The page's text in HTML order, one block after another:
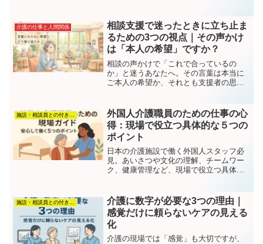
介護の仕事と人間関係
相談支援で迷ったときに立ち止ま
るための3つの視点｜その声かけ
は「本人の希望」ですか？
相談の声かけで「これで合っているの
か」と迷うあなたへ。その言葉は本当に
ご本人の希望か、それとも支援者の思い
視点を現場目線でお伝えします。
外国人介護職員のための仕事の心
得：現場で役立つ具体的な５つの
ポイント
日本の介護施設で働く外国人スタッフ必
見。あいさつや文化の理解、チームワー
ク、健康管理など、現場で役立つ具体的
施設・相談員との付き合い方
介護に数字が必要な3つの理由｜
感覚だけに頼らないケアの見える
化
介護の現場では「感覚」も大切ですが、